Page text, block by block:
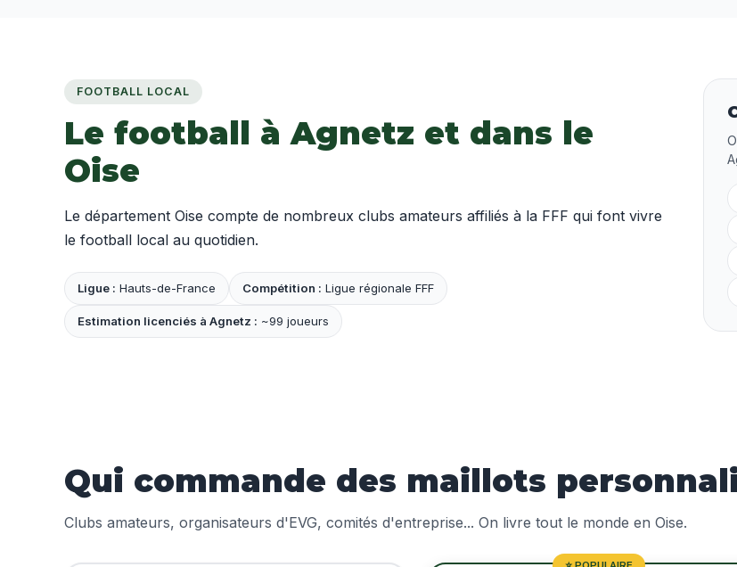
FOOTBALL LOCAL
Le football à Agnetz et dans le
Oise
Le département Oise compte de nombreux clubs amateurs affiliés à la FFF qui font vivre
le football local au quotidien.
Ligue : Hauts-de-France Compétition : Ligue régionale FFF
Estimation licenciés à Agnetz : ~99 joueurs
Qui commande des maillots
Clubs amateurs, organisateurs d'EVG, comités d'entreprise... On livre tout le monde en Oise.